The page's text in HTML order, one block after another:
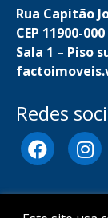
Rua Capitão
CEP 11900-000
Sala 1 – Piso
Redes